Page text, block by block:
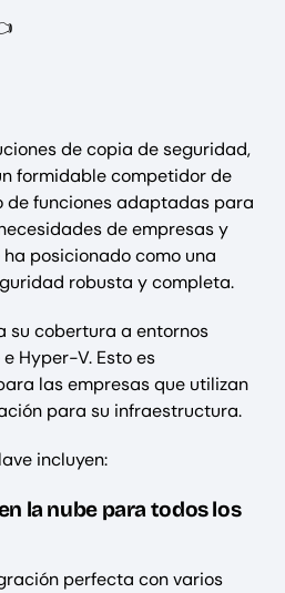
de copia de seguridad,
formidable competidor de
de funciones adaptadas para
de empresas y
posicionado como una
robusta y completa.
su cobertura a entornos
Hyper-V. Esto es
las empresas que utilizan
para su infraestructura.
incluyen:
la nube para todos los
perfecta con varios